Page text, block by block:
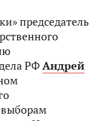
председатель
РФАндрей